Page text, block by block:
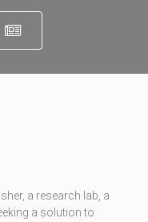
a research lab, a
a solution to